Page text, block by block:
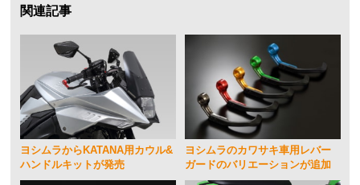
関連記事
ヨシムラからKATANA用カウル&
ハンドルキットが発売
ヨシムラのカワサキ車用レバー
ガードのバリエーションが追加